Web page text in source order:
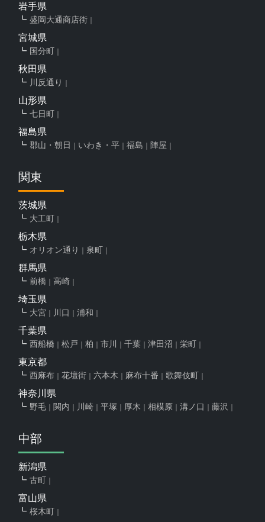
岩手県
盛岡大通商店街
宮城県
国分町
秋田県
川反通り
山形県
七日町
福島県
郡山・朝日 いわき・平 福島 陣屋
関東
茨城県
大工町
栃木県
オリオン通り 泉町
群馬県
前橋 高崎
埼玉県
大宮 川口 浦和
千葉県
西船橋 松戸 柏 市川 千葉 津田沼 栄町
東京都
西麻布 花壇街 六本木 麻布十番 歌舞伎町
神奈川県
野毛 関内 川崎 平塚 厚木 相模原 溝ノ口 藤沢
中部
新潟県
古町
富山県
桜木町